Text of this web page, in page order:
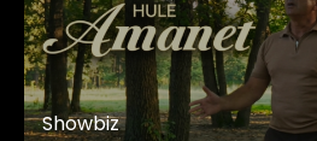
Showbiz